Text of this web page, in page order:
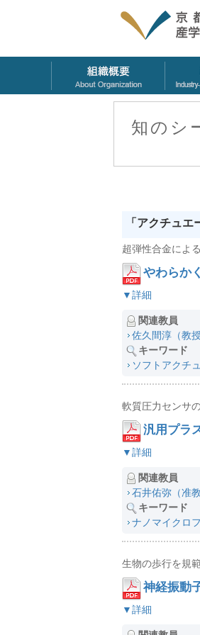
知のシ
「アクチュ
超弾性合金によ
やわらか
▼詳細
関連教員
佐久間淳（教授
キーワード
ソフトアクチ
軟質圧力センサ
汎用プラ
▼詳細
関連教員
石井佑弥（准教
キーワード
ナノマイクロ
生物の歩行を規
神経振動
▼詳細